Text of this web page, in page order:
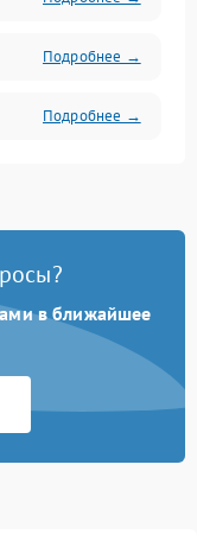
Подробнее →
Подробнее →
в ближайшее